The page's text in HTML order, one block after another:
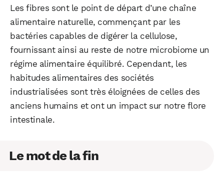
Les fibres sont le point de départ d’une chaîne
alimentaire naturelle, commençant par les
bactéries capables de digérer la cellulose,
fournissant ainsi au reste de notre microbiome un
régime alimentaire équilibré. Cependant, les
habitudes alimentaires des sociétés
industrialisées sont très éloignées de celles des
anciens humains et ont un impact sur notre flore
intestinale.
Le mot de la fin